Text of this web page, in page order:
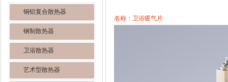
铜铝复合散热器
钢制散热器
卫浴散热器
艺术型散热器
名称：卫浴暖气片